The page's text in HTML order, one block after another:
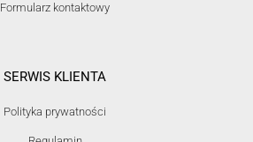
Formularz kontaktowy
SERWIS KLIENTA
Polityka prywatności